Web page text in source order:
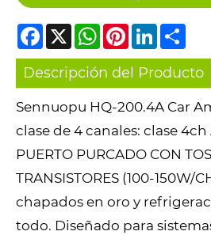
Facebook
X WhatsAppPinterestLinkedIn
Descripción del Producto
Sennuopu HQ-200.4A Car
clase de 4 canales: clase 4ch
PUERTO PURCADO CON
TRANSISTORES (100-150W/
chapados en oro y
todo. Diseñado para